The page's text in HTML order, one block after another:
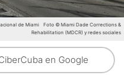
de Miami
Foto © Miami Dade Corrections &
Rehabilitation (MDCR) y redes sociales
en Google